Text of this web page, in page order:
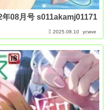
08月号 s011akamj01171
2025.08.10 ycwve